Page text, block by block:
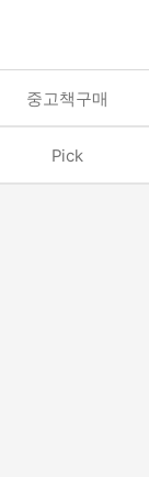
중고책구매
Pick